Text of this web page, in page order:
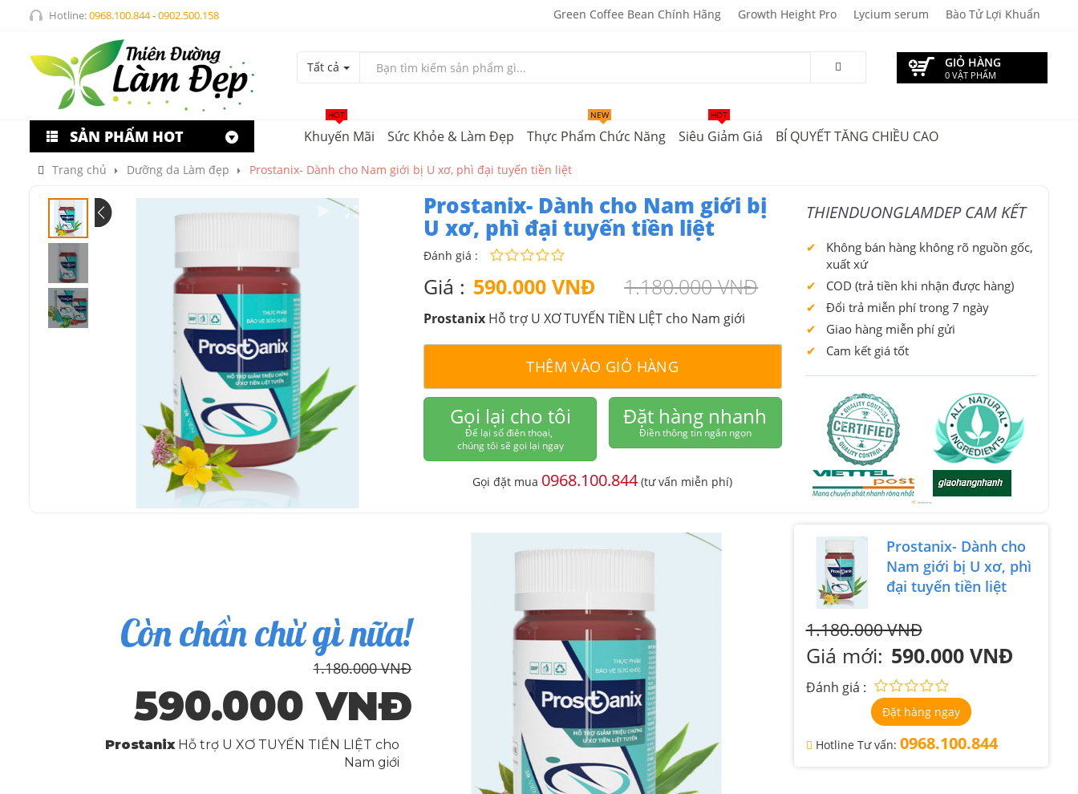
Hotline:0968.100.844-0902.500.158 Green Coffee Bean Chính Hãng Growth Height Pro Lycium serum Bào Tử Lợi Khuẩn
Tất cả GIỎ HÀNG
0 VẬT PHẨM
Khuyến Mãi
HOT
Sức Khỏe & Làm Đẹp Thực Phẩm Chức Năng
NEW
Siêu Giảm Giá
HOT
BÍ QUYẾT TĂNG CHIỀU CAO
SẢN PHẨM HOT
Trang chủ Dưỡng da Làm đẹp Prostanix- Dành cho Nam giới bị U xơ, phì đại tuyến tiền liệt
Prostanix- Dành cho Nam giới bị
U xơ, phì đại tuyến tiền liệt
Đánh giá :
Giá : 590.000 VNĐ 1.180.000 VNĐ
Prostanix Hỗ trợ U XƠ TUYẾN TIỀN LIỆT cho Nam giới
THÊM VÀO GIỎ HÀNG
Gọi lại cho tôi
Để lại số điên thoại,
chúng tôi sẽ gọi lại ngay
Đặt hàng nhanh
Điền thông tin ngắn ngọn
Gọi đặt mua 0968.100.844 (tư vấn miễn phí)
THIENDUONGLAMDEP CAM KẾT
Không bán hàng không rõ nguồn gốc,
xuất xứ
COD (trả tiền khi nhận được hàng)
Đổi trả miễn phí trong 7 ngày
Giao hàng miễn phí gửi
Cam kết giá tốt
Còn chần chừ gì nữa!
1.180.000 VNĐ
590.000 VNĐ
ProstanixHỗ trợ U XƠ TUYẾN TIỀN LIỆT cho
Nam giới
Prostanix- Dành cho
Nam giới bị U xơ, phì
đại tuyến tiền liệt
1.180.000 VNĐ
Giá mới: 590.000 VNĐ
Đánh giá :
Đặt hàng ngay
Hotline Tư vấn: 0968.100.844